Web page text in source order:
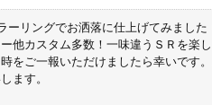
ーリングでお洒落に仕上げてみました
他カスタム多数！一味違うＳＲを楽
をご一報いただけましたら幸いです
ます。